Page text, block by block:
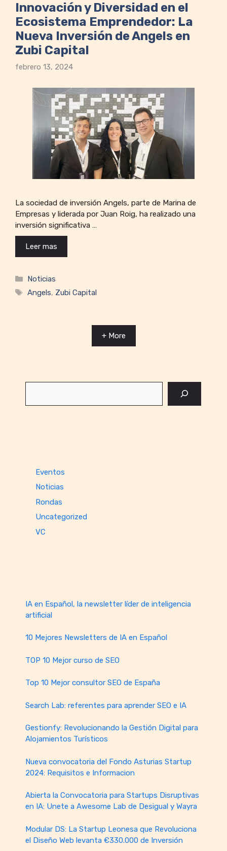
Innovación y Diversidad en el
Ecosistema Emprendedor: La
Nueva Inversión de Angels en
Zubi Capital
febrero 13, 2024
La sociedad de inversión Angels, parte de Marina de
Empresas y liderada por Juan Roig, ha realizado una
inversión significativa …
Leer mas
Categorías
Noticias
Etiquetas
Angels, Zubi Capital
+ More
Eventos
Noticias
Rondas
Uncategorized
VC
IA en Español, la newsletter líder de inteligencia
artificial
10 Mejores Newsletters de IA en Español
TOP 10 Mejor curso de SEO
Top 10 Mejor consultor SEO de España
Search Lab: referentes para aprender SEO e IA
Gestionfy: Revolucionando la Gestión Digital para
Alojamientos Turísticos
Nueva convocatoria del Fondo Asturias Startup
2024: Requisitos e Informacion
Abierta la Convocatoria para Startups Disruptivas
en IA: Unete a Awesome Lab de Desigual y Wayra
Modular DS: La Startup Leonesa que Revoluciona
el Diseño Web levanta €330.000 de Inversión